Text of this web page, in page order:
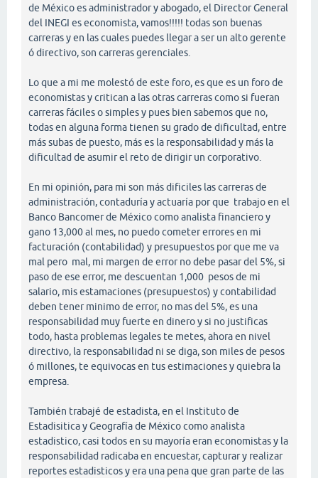
de México es administrador y abogado, el Director General
del INEGI es economista, vamos!!!!! todas son buenas
carreras y en las cuales puedes llegar a ser un alto gerente
ó directivo, son carreras gerenciales.
Lo que a mi me molestó de este foro, es que es un foro de
economistas y critican a las otras carreras como si fueran
carreras fáciles o simples y pues bien sabemos que no,
todas en alguna forma tienen su grado de dificultad, entre
más subas de puesto, más es la responsabilidad y más la
dificultad de asumir el reto de dirigir un corporativo.
En mi opinión, para mi son más dificiles las carreras de
administración, contaduría y actuaría por que trabajo en el
Banco Bancomer de México como analista financiero y
gano 13,000 al mes, no puedo cometer errores en mi
facturación (contabilidad) y presupuestos por que me va
mal pero mal, mi margen de error no debe pasar del 5%, si
paso de ese error, me descuentan 1,000 pesos de mi
salario, mis estamaciones (presupuestos) y contabilidad
deben tener minimo de error, no mas del 5%, es una
responsabilidad muy fuerte en dinero y si no justificas
todo, hasta problemas legales te metes, ahora en nivel
directivo, la responsabilidad ni se diga, son miles de pesos
ó millones, te equivocas en tus estimaciones y quiebra la
empresa.
También trabajé de estadista, en el Instituto de
Estadisitica y Geografía de México como analista
estadistico, casi todos en su mayoría eran economistas y la
responsabilidad radicaba en encuestar, capturar y realizar
reportes estadisticos y era una pena que gran parte de las